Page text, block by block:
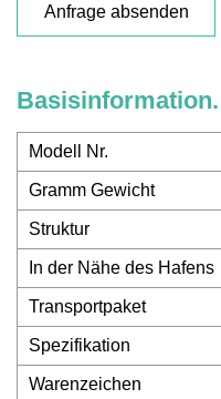
Anfrage absenden
Basisinformation.
Modell Nr.
Gramm Gewicht
Struktur
In der Nähe des Hafens
Transportpaket
Spezifikation
Warenzeichen